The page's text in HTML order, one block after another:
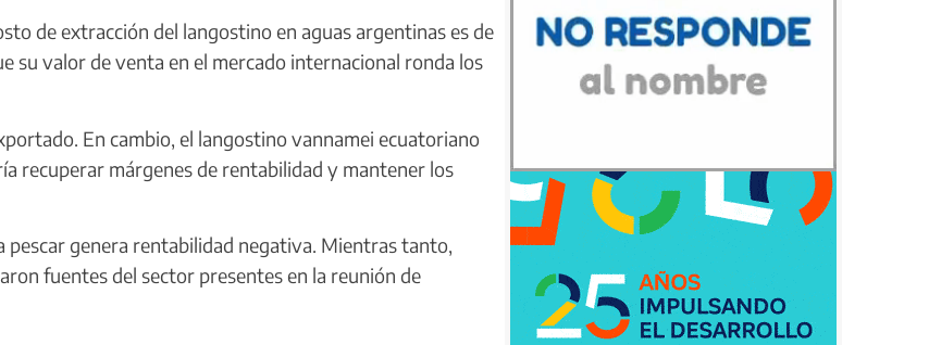
de extracción del langostino en aguas argentinas es de
su valor de venta en el mercado internacional ronda los
En cambio, el langostino vannamei ecuatoriano
recuperar márgenes de rentabilidad y mantener los
pescar genera rentabilidad negativa. Mientras tanto,
fuentes del sector presentes en la reunión de